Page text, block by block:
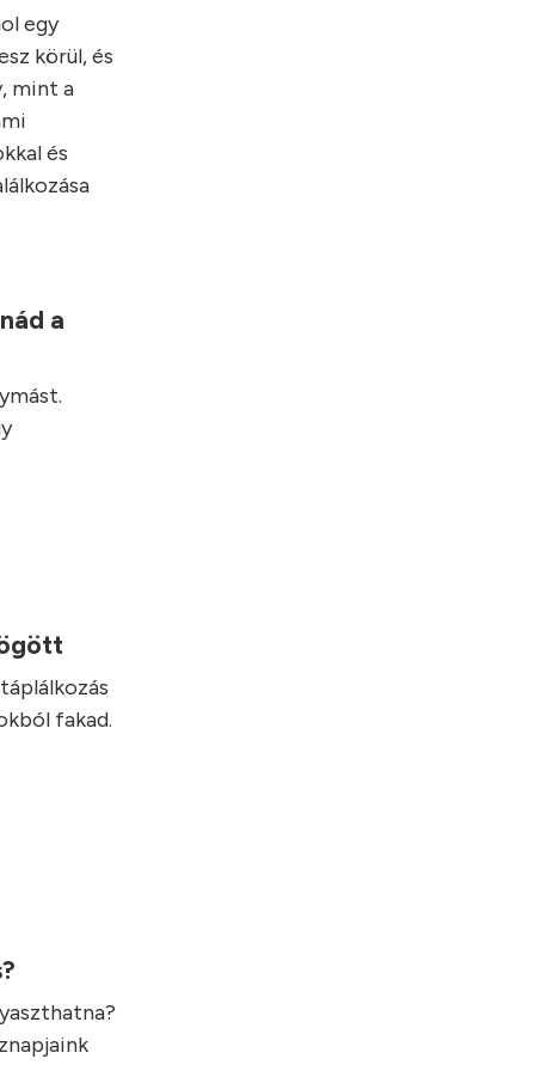
egy
körül, és
mint a
és
a
fakad.